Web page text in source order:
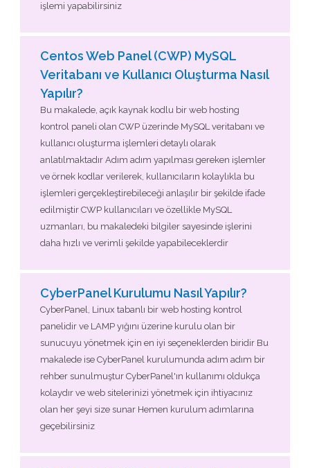
işlemi yapabilirsiniz
Centos Web Panel (CWP) MySQL
Veritabanı ve Kullanıcı Oluşturma Nasıl
Yapılır?
Bu makalede, açık kaynak kodlu bir web hosting
kontrol paneli olan CWP üzerinde MySQL veritabanı ve
kullanıcı oluşturma işlemleri detaylı olarak
anlatılmaktadır Adım adım yapılması gereken işlemler
ve örnek kodlar verilerek, kullanıcıların kolaylıkla bu
işlemleri gerçekleştirebileceği anlaşılır bir şekilde ifade
edilmiştir CWP kullanıcıları ve özellikle MySQL
uzmanları, bu makaledeki bilgiler sayesinde işlerini
daha hızlı ve verimli şekilde yapabileceklerdir
CyberPanel Kurulumu Nasıl Yapılır?
CyberPanel, Linux tabanlı bir web hosting kontrol
panelidir ve LAMP yığını üzerine kurulu olan bir
sunucuyu yönetmek için en iyi seçeneklerden biridir Bu
makalede ise CyberPanel kurulumunda adım adım bir
rehber sunulmuştur CyberPanel'ın kullanımı oldukça
kolaydır ve web sitelerinizi yönetmek için ihtiyacınız
olan her şeyi size sunar Hemen kurulum adımlarına
geçebilirsiniz